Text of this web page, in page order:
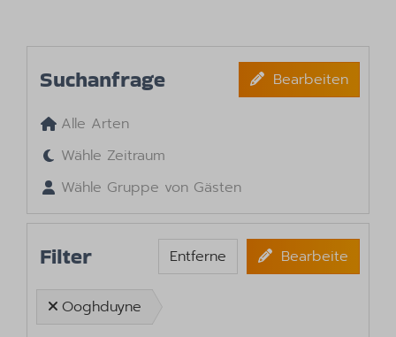
Suchanfrage Bearbeiten
Alle Arten
Wähle Zeitraum
Wähle Gruppe von Gästen
Filter Entferne Bearbeite
Ooghduyne